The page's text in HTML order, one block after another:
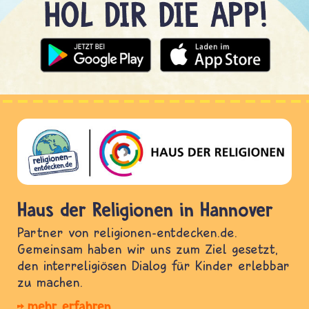
Haus der Religionen in Hannover
Partner von religionen-entdecken.de.
Gemeinsam haben wir uns zum Ziel gesetzt,
den interreligiösen Dialog für Kinder erlebbar
zu machen.